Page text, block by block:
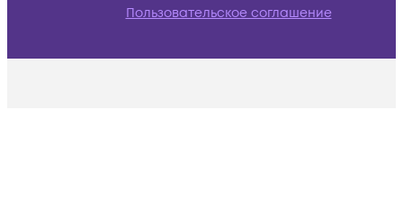
Пользовательское соглашение